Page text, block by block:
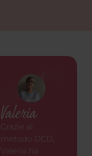
Valeria
Grazie al
metodo DCD,
Valeria ha